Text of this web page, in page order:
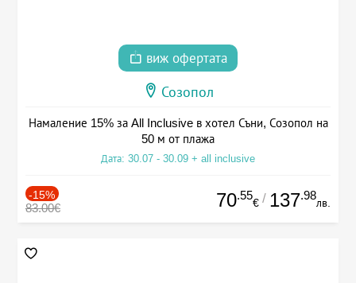
виж офертата
Созопол
Намаление 15% за All Inclusive в хотел Съни, Созопол на
50 м от плажа
Дата: 30.07 - 30.09 + all inclusive
-15%
83.00€ 70.55
€ / 137.98
лв.